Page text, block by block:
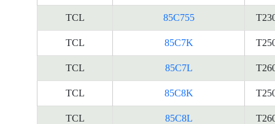
TCL 85C755
TCL 85C7K
TCL 85C7L
TCL 85C8K
TCL 85C8L